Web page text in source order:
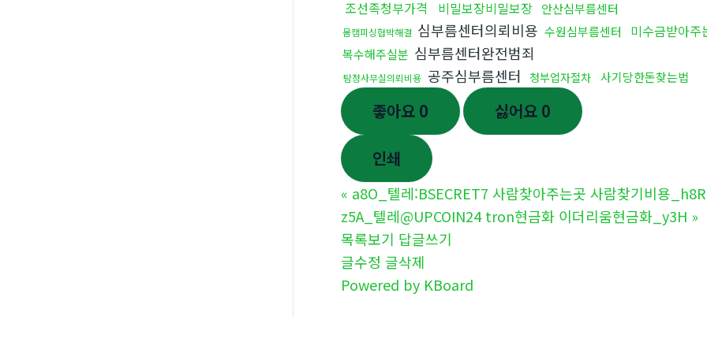
조선족청부가격 비밀보장비밀보장 안산심부름센터
몸캠피싱협박해결 심부름센터의뢰비용 수원심부름센터 미수금받아주
복수해주실분 심부름센터완전범죄
탐정사무실의뢰비용 공주심부름센터 청부업자절차 사기당한돈찾는법
좋아요 0 싫어요 0
인쇄
« a8O_텔레:BSECRET7 사람찾아주는곳 사람찾기비용_h8R
z5A_텔레@UPCOIN24 tron현금화 이더리움현금화_y3H »
목록보기 답글쓰기
글수정 글삭제
Powered by KBoard